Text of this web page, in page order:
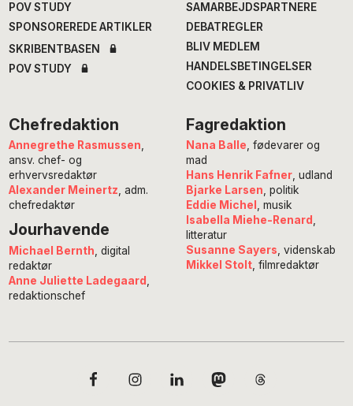
POV STUDY
SPONSOREREDE ARTIKLER
SKRIBENTBASEN
POV STUDY
SAMARBEJDSPARTNERE
DEBATREGLER
BLIV MEDLEM
HANDELSBETINGELSER
COOKIES & PRIVATLIV
Chefredaktion
Annegrethe Rasmussen,
ansv. chef- og
erhvervsredaktør
Alexander Meinertz, adm.
chefredaktør
Jourhavende
Michael Bernth, digital
redaktør
Anne Juliette Ladegaard ,
redaktionschef
Fagredaktion
Nana Balle, fødevarer og
mad
Hans Henrik Fafner, udland
Bjarke Larsen, politik
Eddie Michel , musik
Isabella Miehe-Renard ,
litteratur
Susanne Sayers, videnskab
Mikkel Stolt, filmredaktør